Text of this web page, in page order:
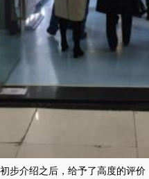
步介绍之后，给予了高度的评价